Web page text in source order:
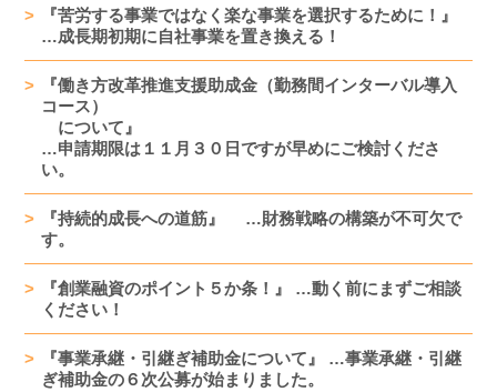
『苦労する事業ではなく楽な事業を選択するために！』
…成長期初期に自社事業を置き換える！
『働き方改革推進支援助成金（勤務間インターバル導入
コース）
について』
…申請期限は１１月３０日ですが早めにご検討くださ
い。
『持続的成長への道筋』 …財務戦略の構築が不可欠で
す。
『創業融資のポイント５か条！』 …動く前にまずご相談
ください！
『事業承継・引継ぎ補助金について』 …事業承継・引継
ぎ補助金の６次公募が始まりました。